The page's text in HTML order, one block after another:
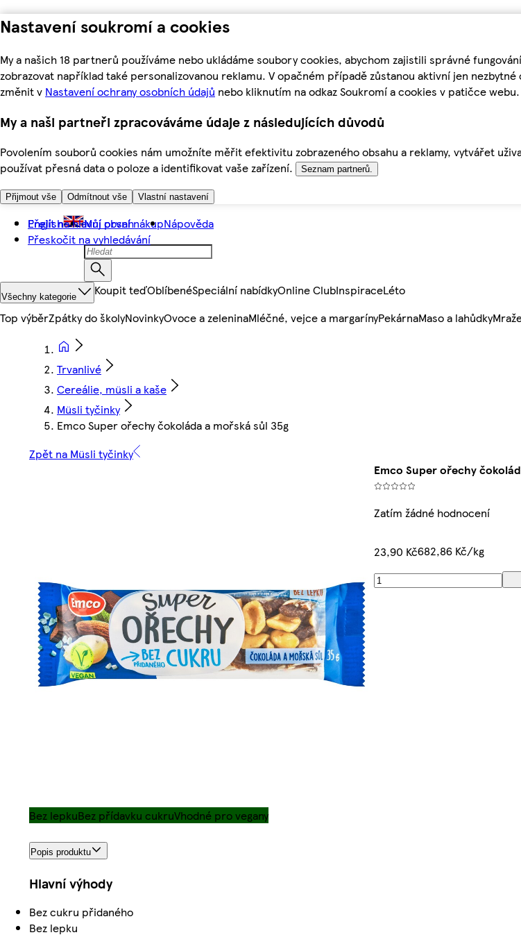
Nastavení soukromí a cookies
My a našich 18 partnerů používáme nebo ukládáme soubory cookies, abychom zajistili správné
zobrazovat například také personalizovanou reklamu. V opačném případě zůstanou aktivní jen
změnit v Nastavení ochrany osobních údajů nebo kliknutím na odkaz Soukromí a cookies v patičce webu.
My a naši partneři zpracováváme údaje z následujících důvodů
Povolením souborů cookies nám umožníte měřit efektivitu zobrazeného obsahu a reklamy, vytvářet
používat přesná data o poloze a identifikovat vaše zařízení.
Seznam partnerů.
Přijmout vše Odmítnout vše Vlastní nastavení
Přejít na hlavní obsah
Přeskočit na vyhledávání
English Můj první nákupNápověda
Všechny kategorie Koupit teďOblíbenéSpeciální nabídkyOnline ClubInspiraceLéto
Top výběrZpátky do školyNovinkyOvoce a zeleninaMléčné, vejce a margarínyPekárnaMaso a lahůdky
Trvanlivé
Cereálie, müsli a kaše
Müsli tyčinky
Emco Super ořechy čokoláda a mořská sůl 35g
Zpět na Müsli tyčinky
Emco Super ořechy
Zatím žádné hodnocení
23,90 Kč682,86 Kč/kg
Bez lepkuBez přídavku cukruVhodné pro vegany
Popis produktu
Hlavní výhody
Bez cukru přidaného
Bez lepku